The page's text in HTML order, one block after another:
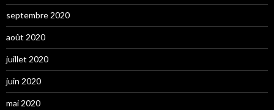
septembre 2020
août 2020
juillet 2020
juin 2020
mai 2020